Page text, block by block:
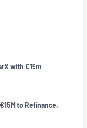
with €15m
to Refinance,